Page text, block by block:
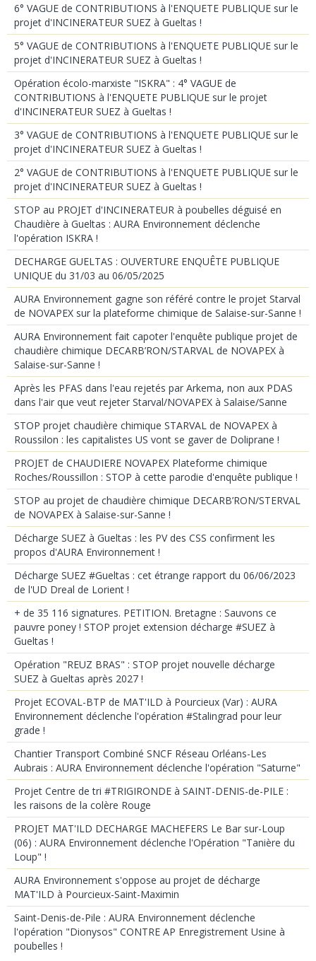
6° VAGUE de CONTRIBUTIONS à l'ENQUETE PUBLIQUE sur le
projet d'INCINERATEUR SUEZ à Gueltas !
5° VAGUE de CONTRIBUTIONS à l'ENQUETE PUBLIQUE sur le
projet d'INCINERATEUR SUEZ à Gueltas !
Opération écolo-marxiste "ISKRA" : 4° VAGUE de
CONTRIBUTIONS à l'ENQUETE PUBLIQUE sur le projet
d'INCINERATEUR SUEZ à Gueltas !
3° VAGUE de CONTRIBUTIONS à l'ENQUETE PUBLIQUE sur le
projet d'INCINERATEUR SUEZ à Gueltas !
2° VAGUE de CONTRIBUTIONS à l'ENQUETE PUBLIQUE sur le
projet d'INCINERATEUR SUEZ à Gueltas !
STOP au PROJET d'INCINERATEUR à poubelles déguisé en
Chaudière à Gueltas : AURA Environnement déclenche
l'opération ISKRA !
DECHARGE GUELTAS : OUVERTURE ENQUÊTE PUBLIQUE
UNIQUE du 31/03 au 06/05/2025
AURA Environnement gagne son référé contre le projet Starval
de NOVAPEX sur la plateforme chimique de Salaise-sur-Sanne !
AURA Environnement fait capoter l'enquête publique projet de
chaudière chimique DECARB’RON/STARVAL de NOVAPEX à
Salaise-sur-Sanne !
Après les PFAS dans l'eau rejetés par Arkema, non aux PDAS
dans l'air que veut rejeter Starval/NOVAPEX à Salaise/Sanne
STOP projet chaudière chimique STARVAL de NOVAPEX à
Roussilon : les capitalistes US vont se gaver de Doliprane !
PROJET de CHAUDIERE NOVAPEX Plateforme chimique
Roches/Roussillon : STOP à cette parodie d'enquête publique !
STOP au projet de chaudière chimique DECARB’RON/STERVAL
de NOVAPEX à Salaise-sur-Sanne !
Décharge SUEZ à Gueltas : les PV des CSS confirment les
propos d'AURA Environnement !
Décharge SUEZ #Gueltas : cet étrange rapport du 06/06/2023
de l'UD Dreal de Lorient !
+ de 35 116 signatures. PETITION. Bretagne : Sauvons ce
pauvre poney ! STOP projet extension décharge #SUEZ à
Gueltas !
Opération "REUZ BRAS" : STOP projet nouvelle décharge
SUEZ à Gueltas après 2027 !
Projet ECOVAL-BTP de MAT'ILD à Pourcieux (Var) : AURA
Environnement déclenche l'opération #Stalingrad pour leur
grade !
Chantier Transport Combiné SNCF Réseau Orléans-Les
Aubrais : AURA Environnement déclenche l'opération "Saturne"
Projet Centre de tri #TRIGIRONDE à SAINT-DENIS-de-PILE :
les raisons de la colère Rouge
PROJET MAT'ILD DECHARGE MACHEFERS Le Bar sur-Loup
(06) : AURA Environnement déclenche l'Opération "Tanière du
Loup" !
AURA Environnement s'oppose au projet de décharge
MAT'ILD à Pourcieux-Saint-Maximin
Saint-Denis-de-Pile : AURA Environnement déclenche
l'opération "Dionysos" CONTRE AP Enregistrement Usine à
poubelles !